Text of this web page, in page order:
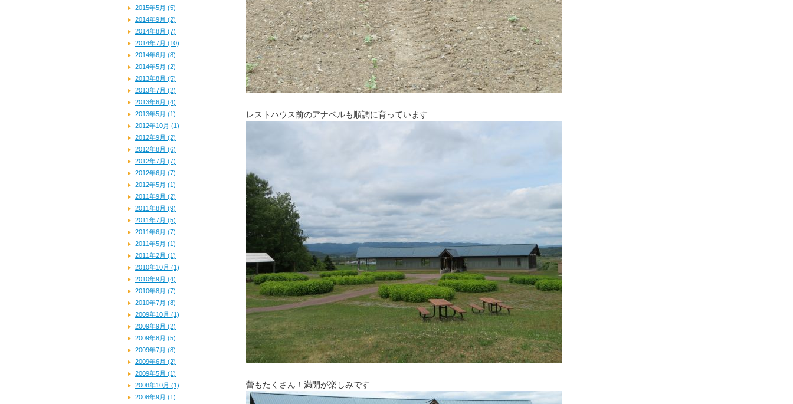
レストハウス前のアナベルも順調に育っています
蕾もたくさん！満開が楽しみです
2015年5月 (5)
2014年9月 (2)
2014年8月 (7)
2014年7月 (10)
2014年6月 (8)
2014年5月 (2)
2013年8月 (5)
2013年7月 (2)
2013年6月 (4)
2013年5月 (1)
2012年10月 (1)
2012年9月 (2)
2012年8月 (6)
2012年7月 (7)
2012年6月 (7)
2012年5月 (1)
2011年9月 (2)
2011年8月 (9)
2011年7月 (5)
2011年6月 (7)
2011年5月 (1)
2011年2月 (1)
2010年10月 (1)
2010年9月 (4)
2010年8月 (7)
2010年7月 (8)
2009年10月 (1)
2009年9月 (2)
2009年8月 (5)
2009年7月 (8)
2009年6月 (2)
2009年5月 (1)
2008年10月 (1)
2008年9月 (1)